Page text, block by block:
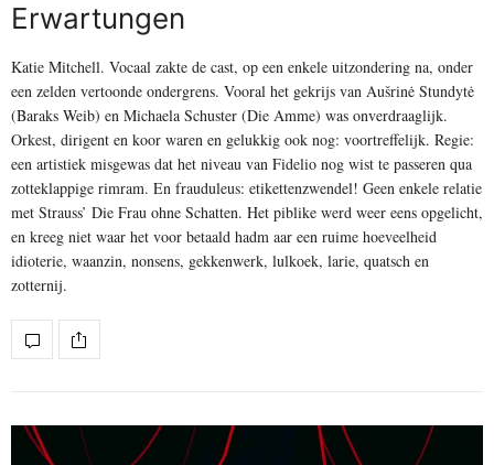
Erwartungen
Katie Mitchell. Vocaal zakte de cast, op een enkele uitzondering na, onder
een zelden vertoonde ondergrens. Vooral het gekrijs van Aušrinė Stundytė
(Baraks Weib) en Michaela Schuster (Die Amme) was onverdraaglijk.
Orkest, dirigent en koor waren en gelukkig ook nog: voortreffelijk. Regie:
een artistiek misgewas dat het niveau van Fidelio nog wist te passeren qua
zotteklappige rimram. En frauduleus: etikettenzwendel! Geen enkele relatie
met Strauss’ Die Frau ohne Schatten. Het piblike werd weer eens opgelicht,
en kreeg niet waar het voor betaald hadm aar een ruime hoeveelheid
idioterie, waanzin, nonsens, gekkenwerk, lulkoek, larie, quatsch en
zotternij.